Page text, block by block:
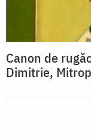
Canon de
Dimitrie,